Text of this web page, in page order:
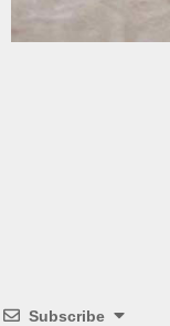
Subscribe